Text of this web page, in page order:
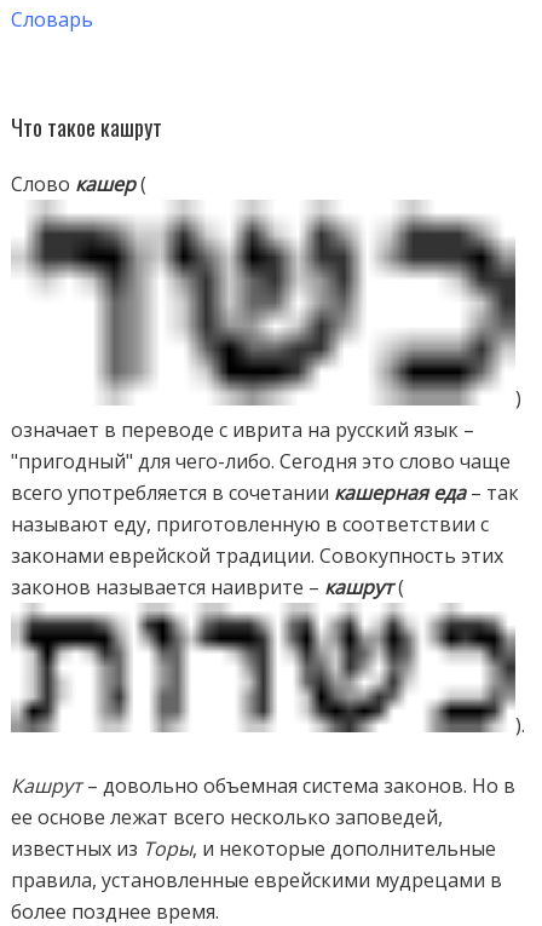
Словарь
Что такое кашрут
Слово кашер(
)
означает в переводе с иврита на русский язык –
"пригодный" для чего-либо. Сегодня это слово чаще
всего употребляется в сочетании кашерная еда– так
называют еду, приготовленную в соответствии с
законами еврейской традиции. Совокупность этих
законов называется наиврите – кашрут(
).
Кашрут– довольно объемная система законов. Но в
ее основе лежат всего несколько заповедей,
известных из Торы, и некоторые дополнительные
правила, установленные еврейскими мудрецами в
более позднее время.